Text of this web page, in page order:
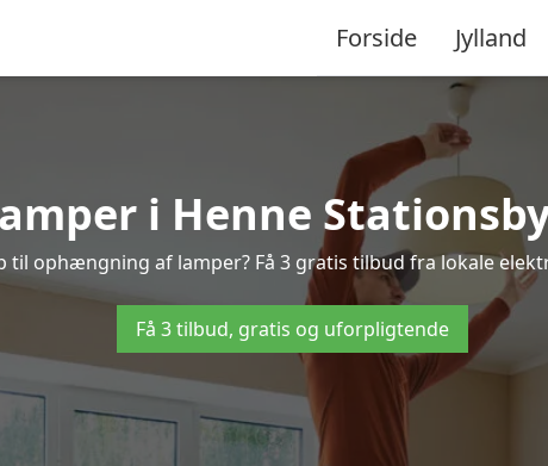
Forside Jylland
i Henne
til ophængning af lamper? Få 3 gratis tilbud fra lokale
Få 3 tilbud, gratis og uforpligtende